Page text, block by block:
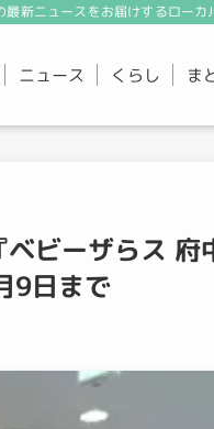
新ニュースをお届けするロー
ニュース くらし ま
ビーザらス
9日まで